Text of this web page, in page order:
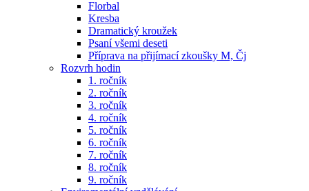
Florbal
Kresba
Dramatický kroužek
Psaní všemi deseti
Příprava na přijímací zkoušky M, Čj
Rozvrh hodin
1. ročník
2. ročník
3. ročník
4. ročník
5. ročník
6. ročník
7. ročník
8. ročník
9. ročník